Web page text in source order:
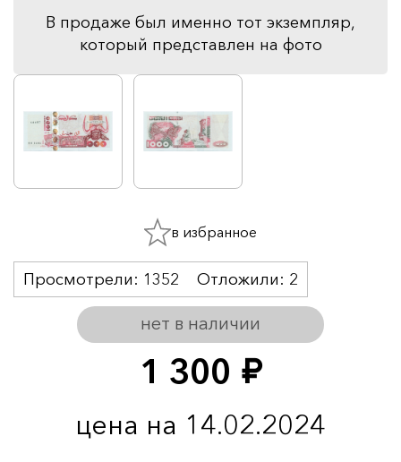
В продаже был именно тот экземпляр,
который представлен на фото
1 300 руб.
цена на 14.02.2024
нет в наличии
Просмотрели: 1352 Отложили: 2
в избранное